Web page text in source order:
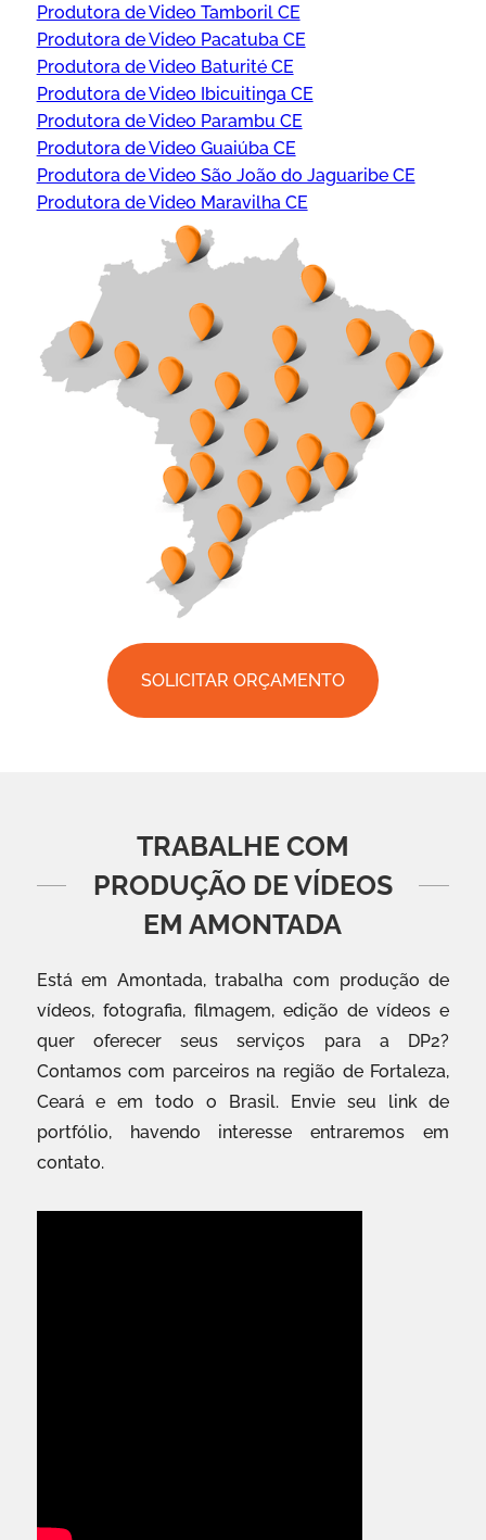
Produtora de Video Tamboril CE
Produtora de Video Pacatuba CE
Produtora de Video Baturité CE
Produtora de Video Ibicuitinga CE
Produtora de Video Parambu CE
Produtora de Video Guaiúba CE
Produtora de Video São João do Jaguaribe CE
Produtora de Video Maravilha CE
SOLICITAR ORÇAMENTO
TRABALHE COM
PRODUÇÃO DE VÍDEOS
EM AMONTADA
Está em Amontada, trabalha com produção de
vídeos, fotografia, filmagem, edição de vídeos e
quer oferecer seus serviços para a DP2?
Contamos com parceiros na região de Fortaleza,
Ceará e em todo o Brasil. Envie seu link de
portfólio, havendo interesse entraremos em
contato.